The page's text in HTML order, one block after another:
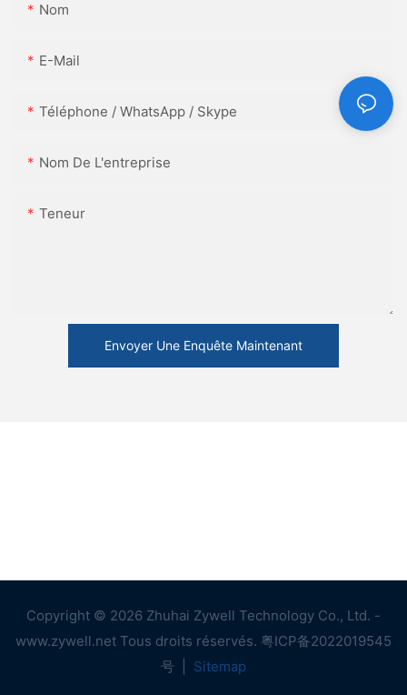
Nom
E-Mail
Téléphone / WhatsApp / Skype
Nom De L'entreprise
Teneur
Envoyer Une Enquête Maintenant
Copyright © 2026 Zhuhai Zywell Technology Co., Ltd. -
www.zywell.net Tous droits réservés. 粤ICP备2022019545
号
Sitemap